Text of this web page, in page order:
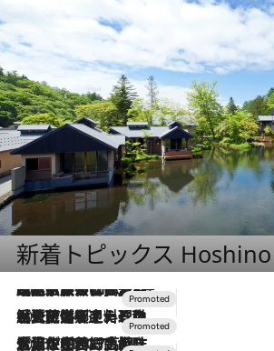
新着トピックス
2026.7.31
【ホテル帰省】という選択肢をOMOが提案。家族とほどよい距離を保つには「昼は実家、夜は気兼ねなくホテルで！」
2026.7.24
【夏限定ディナーコース】旬を迎える稚鮎や花ズッキーニなどをイタリア・トスカーナの郷土料理の手法で満喫！
2026.7.17
「土佐和ハーブかき氷」がOMO7高知に登場！生姜、山椒、大葉など目にも舌にも涼を呼ぶ郷土の味